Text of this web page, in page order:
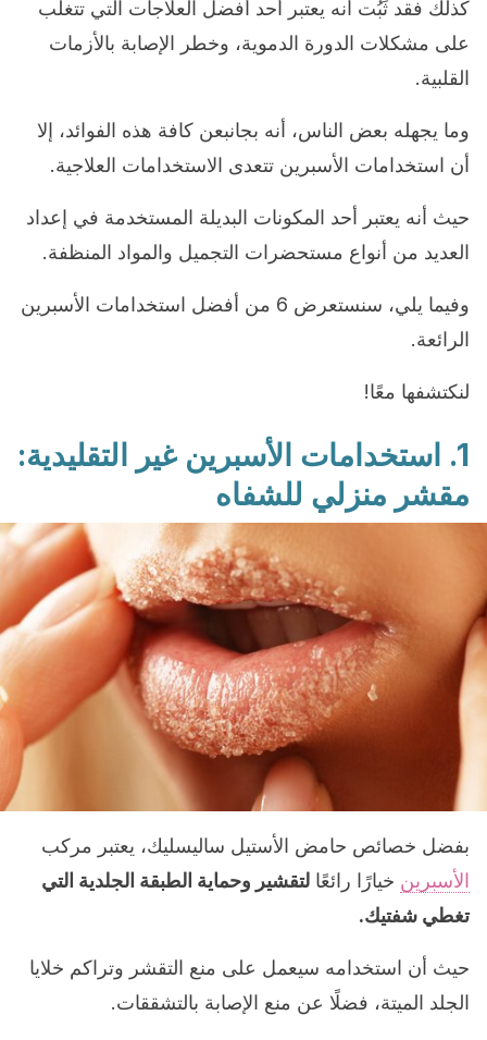
كذلك فقد ثَبُت أنه يعتبر أحد أفضل العلاجات التي تتغلب
على مشكلات الدورة الدموية، وخطر الإصابة بالأزمات
القلبية.
وما يجهله بعض الناس، أنه بجانبعن كافة هذه الفوائد، إلا
أن استخدامات الأسبرين تتعدى الاستخدامات العلاجية.
حيث أنه يعتبر أحد المكونات البديلة المستخدمة في إعداد
العديد من أنواع مستحضرات التجميل والمواد المنظفة.
وفيما يلي، سنستعرض 6 من أفضل استخدامات الأسبرين
الرائعة.
لنكتشفها معًا!
1.
استخدامات الأسبرين غير التقليدية:
مقشر منزلي للشفاه
بفضل خصائص حامض الأستيل ساليسليك، يعتبر مركب
الأسبرين خيارًا رائعًا لتقشير وحماية الطبقة الجلدية التي
تغطي شفتيك.
حيث أن استخدامه سيعمل على منع التقشر وتراكم خلايا
الجلد الميتة، فضلًا عن منع الإصابة بالتشققات.